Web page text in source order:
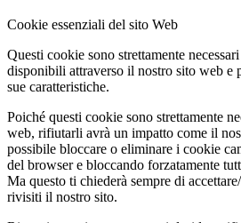
Cookie essenziali del sito Web
Questi cookie sono strettamente
disponibili attraverso il nostro sito web e
sue caratteristiche.
Poiché questi cookie sono strettamente
web, rifiutarli avrà un impatto come il
possibile bloccare o eliminare i cookie
del browser e bloccando forzatamente
Ma questo ti chiederà sempre di
rivisiti il nostro sito.